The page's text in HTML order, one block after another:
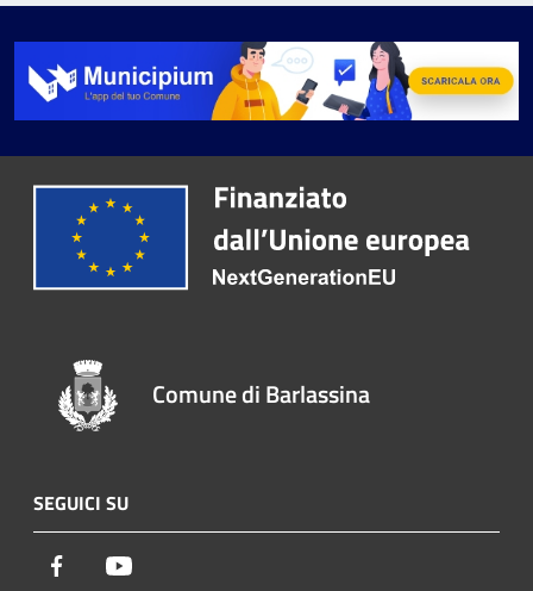
Comune di Barlassina
SEGUICI SU
Facebook